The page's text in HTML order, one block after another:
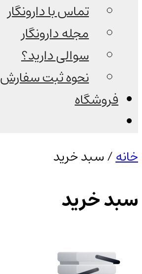
تماس با دارونگار
مجله دارونگار
سوالی دارید؟
نحوه ثبت سفارش
فروشگاه
خانه/ سبد خرید
سبد خرید